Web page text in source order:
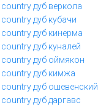
country дуб веркола
country дуб кубачи
country дуб кинерма
country дуб куналей
country дуб оймякон
country дуб кимжа
country дуб ошевенский
country дуб даргавс